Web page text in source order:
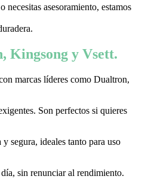
asesoramiento, estamos
Kingsong y Vsett.
marcas líderes como Dualtron,
Son perfectos si quieres
segura, ideales tanto para uso
sin renunciar al rendimiento.